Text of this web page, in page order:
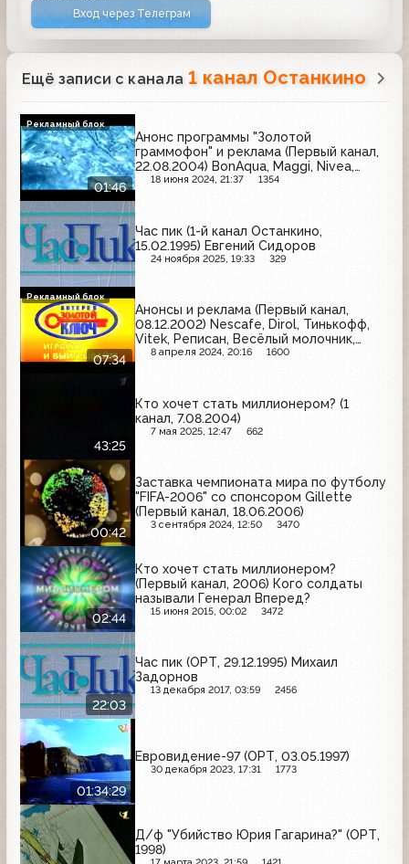
Вход через Телеграм
Ещё записи с канала 1 канал Останкино
01:46
Анонс программы "Золотой
граммофон" и реклама (Первый канал,
22.08.2004) BonAqua, Maggi, Nivea,
Фенистил
18 июня 2024, 21:37 1354
Рекламный блок
Час пик (1-й канал Останкино,
15.02.1995) Евгений Сидоров
24 ноября 2025, 19:33 329
07:34
Анонсы и реклама (Первый канал,
08.12.2002) Nescafe, Dirol, Тинькофф,
Vitek, Реписан, Весёлый молочник,
Золотой ключ, Motorola, Cliven, Русский
Шок, Coca-Cola
8 апреля 2024, 20:16 1600
Рекламный блок
43:25
Кто хочет стать миллионером? (1
канал, 7.08.2004)
7 мая 2025, 12:47 662
00:42
Заставка чемпионата мира по футболу
"FIFA-2006" со спонсором Gillette
(Первый канал, 18.06.2006)
3 сентября 2024, 12:50 3470
02:44
Кто хочет стать миллионером?
(Первый канал, 2006) Кого солдаты
называли Генерал Вперед?
15 июня 2015, 00:02 3472
22:03
Час пик (ОРТ, 29.12.1995) Михаил
Задорнов
13 декабря 2017, 03:59 2456
01:34:29
Евровидение-97 (ОРТ, 03.05.1997)
30 декабря 2023, 17:31 1773
Д/ф "Убийство Юрия Гагарина?" (ОРТ,
1998)